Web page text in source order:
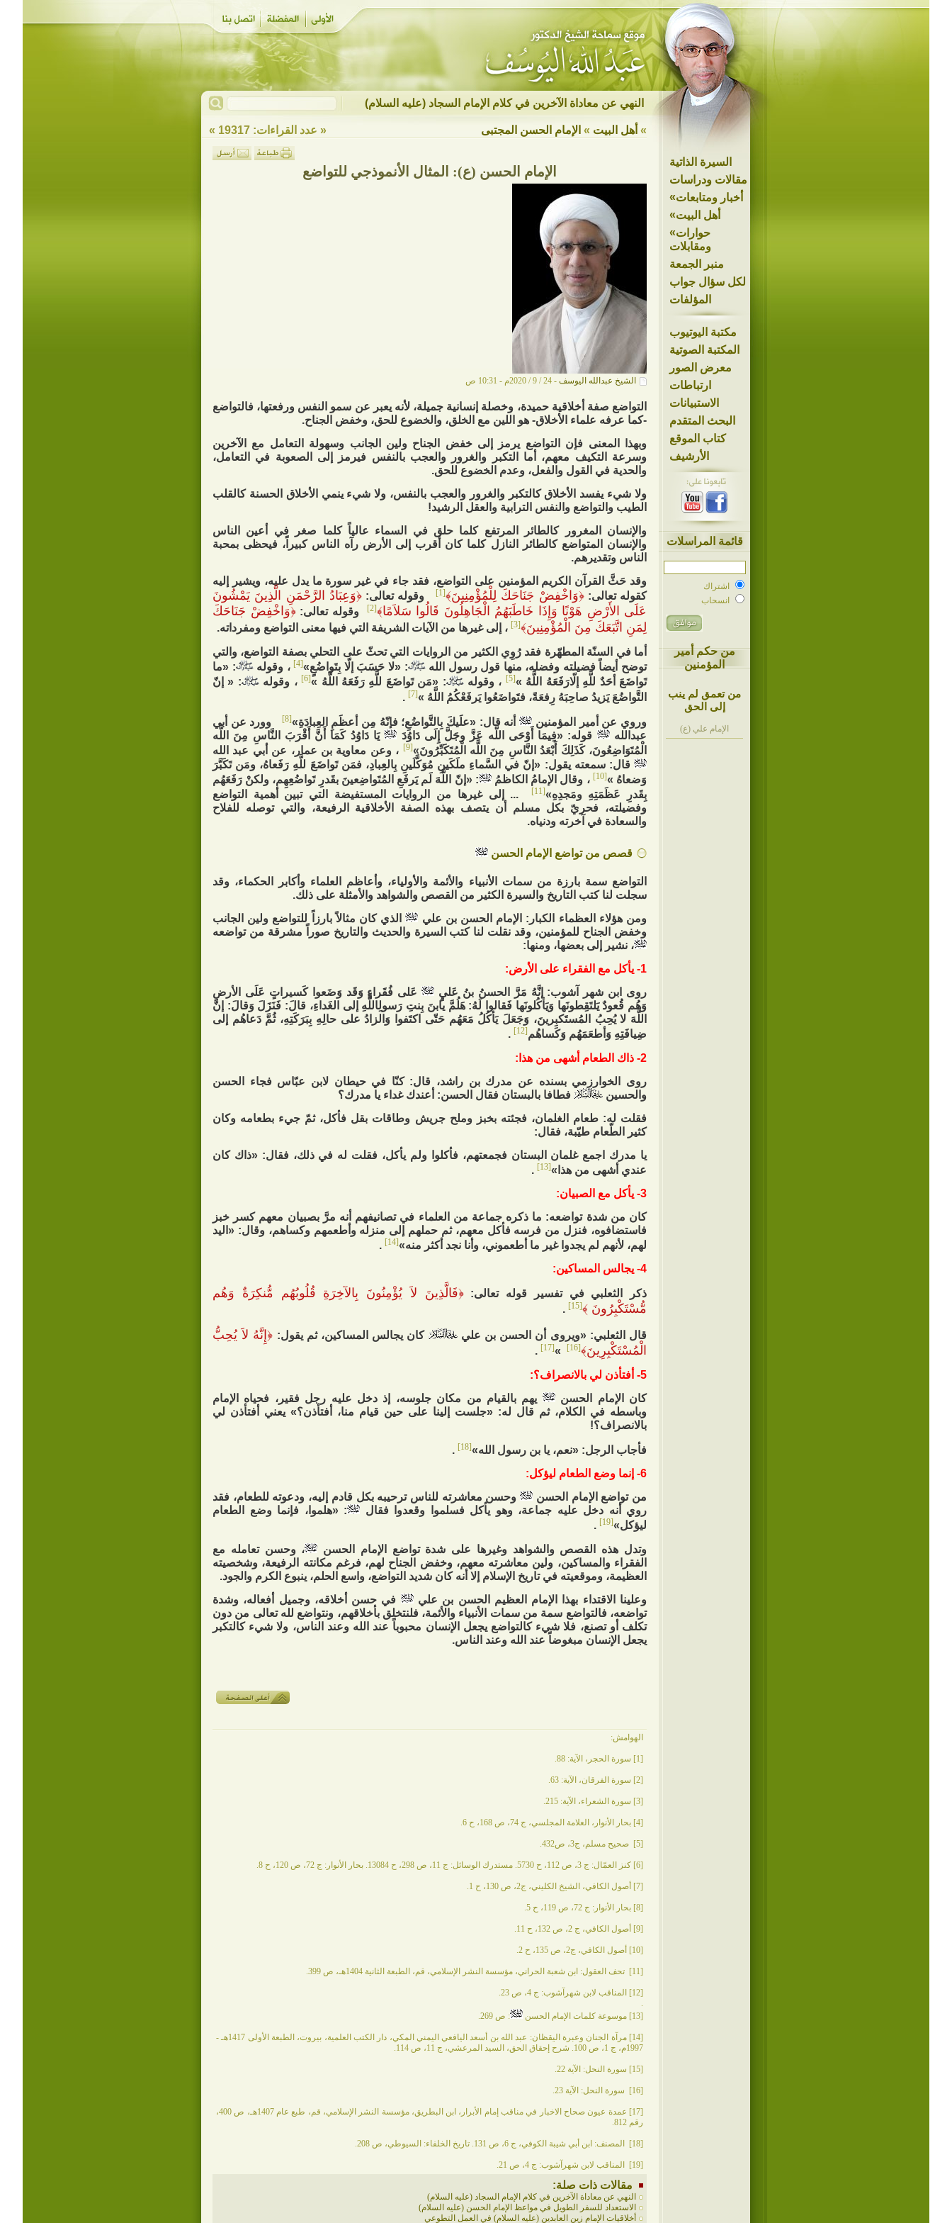
النهي عن معاداة الآخرين في كلام الإمام السجاد (عليه السلام)
السيرة الذاتية
مقالات ودراسات
»أخبار ومتابعات
»أهل البيت
»حوارات
ومقابلات
منبر الجمعة
لكل سؤال جواب
المؤلفات
مكتبة اليوتيوب
المكتبة الصوتية
معرض الصور
ارتباطات
الاستبيانات
البحث المتقدم
كتاب الموقع
الأرشيف
قائمة المراسلات
اشتراك
انسحاب
من حكم أمير
المؤمنين
من تعمق لم ينب
إلى الحق
الإمام علي (ع)
« عدد القراءات: 19317 » » أهل البيت » الإمام الحسن المجتبى
الإمام الحسن (ع): المثال الأنموذجي للتواضع
الشيخ عبدالله اليوسف - 24 / 9 / 2020م - 10:31 ص
التواضع صفة أخلاقية حميدة، وخصلة إنسانية جميلة، لأنه يعبر عن سمو النفس ورفعتها، فالتواضع
-كما عرفه علماء الأخلاق- هو اللين مع الخلق، والخضوع للحق، وخفض الجناح.
وبهذا المعنى فإن التواضع يرمز إلى خفض الجناح ولين الجانب وسهولة التعامل مع الآخرين
وسرعة التكيف معهم، أما التكبر والغرور والعجب بالنفس فيرمز إلى الصعوبة في التعامل،
والحدية في القول والفعل، وعدم الخضوع للحق.
ولا شيء يفسد الأخلاق كالتكبر والغرور والعجب بالنفس، ولا شيء ينمي الأخلاق الحسنة كالقلب
الطيب والتواضع والنفس الترابية والعقل الرشيد!
والإنسان المغرور كالطائر المرتفع كلما حلق في السماء عالياً كلما صغر في أعين الناس
والإنسان المتواضع كالطائر النازل كلما كان أقرب إلى الأرض رآه الناس كبيراً، فيحظى بمحبة
الناس وتقديرهم.
وقد حَثَّ القرآن الكريم المؤمنين على التواضع، فقد جاء في غير سورة ما يدل عليه، ويشير إليه
كقوله تعالى:﴿وَاخْفِضْ جَنَاحَكَ لِلْمُؤْمِنِينَ﴾[1] وقوله تعالى:﴿وَعِبَادُ الرَّحْمَنِ الَّذِينَ يَمْشُونَ
عَلَى الأَرْضِ هَوْنًا وَإِذَا خَاطَبَهُمُ الْجَاهِلُونَ قَالُوا سَلاَمًا﴾[2] وقوله تعالى:﴿وَاخْفِضْ جَنَاحَكَ
لِمَنِ اتَّبَعَكَ مِنَ الْمُؤْمِنِينَ﴾[3]
، إلى غيرها من الآيات الشريفة التي فيها معنى التواضع ومفرداته.
أما في السنّة المطهّرة فقد رُوِي الكثير من الروايات التي تحثّ على التحلي بصفة التواضع، والتي
توضح أيضاً فضيلته وفضله، منها قول رسول الله
: «لا حَسَبَ إلّا بِتَواضُعٍ»[4] ، وقوله
: «ما
تَواضَعَ أحَدٌ للَّهِ إلّارَفَعَهُ اللَّهُ »[5] ، وقوله : «مَن تَواضَعَ للَّهِ رَفَعَهُ اللَّهُ »[6] ، وقوله
: « إنّ
التَّواضُعَ يَزيدُ صاحِبَهُ‏ رِفعَةً، فتَواضَعُوا يَرفَعْكُمُ اللَّهُ »[7]
.
وروي عن أمير المؤمنين أنه قال: «علَيكَ بِالتَّواضُعِ؛ فإنّهُ مِن أعظَمِ العِبادَةِ»[8]
وورد عن أبي
عبدالله
قوله: «فِيمَا أَوْحَى اللَّه عَزَّ وجَلَّ إِلَى دَاوُدَ
يَا دَاوُدُ كَمَا أَنَّ أَقْرَبَ النَّاسِ مِنَ اللَّه
الْمُتَوَاضِعُونَ، كَذَلِكَ أَبْعَدُ النَّاسِ مِنَ اللَّه الْمُتَكَبِّرُونَ»[9]
، وعن معاوية بن عمار، عن أبي عبد الله
قال: سمعته يقول: «إنّ في السَّماءِ ملَكَينِ مُوَكَّلَينِ بِالعِبادِ، فمَن تَواضَعَ للَّهِ رَفَعاهُ، ومَن تَكَبَّرَ
وَضعاهُ »[10] ، وقال الإمامُ الكاظمُ
: «إنّ اللَّهَ لَم يَرفَعِ المُتَواضِعينَ بقَدرِ تَواضُعِهِم، ولكنْ رَفَعَهُم‏
بِقَدرِ عَظَمَتِهِ ومَجدِهِ»[11]
... إلى غيرها من الروايات المستفيضة التي تبين أهمية التواضع
وفضيلته، فحريّ بكل مسلم أن يتصف بهذه الصفة الأخلاقية الرفيعة، والتي توصله للفلاح
والسعادة في آخرته ودنياه.
قصص من تواضع الإمام الحسن
التواضع سمة بارزة من سمات الأنبياء والأئمة والأولياء، وأعاظم العلماء وأكابر الحكماء، وقد
سجلت لنا كتب التاريخ والسيرة الكثير من القصص والشواهد والأمثلة على ذلك.
ومن هؤلاء العظماء الكبار: الإمام الحسن بن علي
الذي كان مثالاً بارزاً للتواضع ولين الجانب
وخفض الجناح للمؤمنين، وقد نقلت لنا كتب السيرة والحديث والتاريخ صوراً مشرقة من تواضعه
، نشير إلى بعضها، ومنها:
1- يأكل مع الفقراء على الأرض:
روى ابن شهر آشوب: إنَّهُ مَرَّ الحسنُ‏ بنُ‏ عَليٍ‏
عَلى فُقَراءٍ وَقَد وَضَعوا كَسيراتٍ عَلَى الأرضِ
وَهُم قُعودٌ يَلتَقِطونَها وَيَأكُلونَها فَقالوا لَهُ: هَلُمَّ يابنَ بِنتِ رَسولِ‏اللَّهِ إلى الغَداءِ، قالَ: فَنَزَلَ وَقالَ: إنَّ
اللَّهَ لا يُحِبُ‏ المُستَكبِرينَ، وَجَعَلَ يَأكُلُ مَعَهُم حَتّى اكتَفوا وَالزادُ على حالِهِ بِبَرَكَتِهِ، ثُمَّ دَعاهُم إلى
ضِيافَتِهِ وَأطعَمَهُم وَكَساهُم [12]
.
2- ذاك الطعام أشهى من هذا:
روى الخوارزمي بسنده عن مدرك بن راشد، قال: كنّا في حيطان لابن عبّاس فجاء الحسن
والحسين
فطافا بالبستان فقال الحسن: أعندك غداء يا مدرك؟
فقلت له: طعام الغلمان، فجئته بخبز وملح جريش وطاقات بقل فأكل، ثمّ جيء بطعامه وكان
كثير الطّعام طيّبة، فقال:
يا مدرك اجمع غلمان البستان فجمعتهم، فأكلوا ولم يأكل، فقلت له في ذلك، فقال: «ذاك كان
عندي أشهى من هذا»[13]
.
3- يأكل مع الصبيان:
كان من شدة تواضعه: ما ذكره جماعة من العلماء في تصانيفهم أنه مرَّ بصبيان معهم كسر خبز
فاستضافوه، فنزل من فرسه فأكل معهم، ثم حملهم إلى منزله وأطعمهم وكساهم، وقال: «اليد
لهم، لأنهم لم يجدوا غير ما أطعموني، وأنا نجد أكثر منه»[14]
.
4- يجالس المساكين:
ذكر الثعلبي في تفسير قوله تعالى:﴿فَالَّذِينَ لاَ يُؤْمِنُونَ بِالآخِرَةِ قُلُوبُهُم مُّنكِرَةٌ وَهُم
مُّسْتَكْبِرُونَ ﴾[15]
.
قال الثعلبي: «ويروى أن الحسن بن علي كان يجالس المساكين، ثم يقول: ﴿إِنَّهُ لاَ يُحِبُّ
الْمُسْتَكْبِرِينَ﴾[16]
»
[17]
.
5- أفتأذن لي بالانصراف؟:
كان الإمام الحسن
يهم بالقيام من مكان جلوسه، إذ دخل عليه رجل فقير، فحياه الإمام
وباسطه في الكلام، ثم قال له: «جلست إلينا على حين قيام منا، أفتأذن؟» يعني أفتأذن لي
بالانصراف؟!
فأجاب الرجل: «نعم، يا بن رسول الله»[18]
.
6- إنما وضع الطعام ليؤكل:
من تواضع الإمام الحسن
وحسن معاشرته للناس ترحيبه بكل قادم إليه، ودعوته للطعام، فقد
روي أنه دخل عليه جماعة، وهو يأكل فسلموا وقعدوا فقال
: «هلموا، فإنما وضع الطعام
ليؤكل»[19]
.
وتدل هذه القصص والشواهد وغيرها على شدة تواضع الإمام الحسن
، وحسن تعامله مع
الفقراء والمساكين، ولين معاشرته معهم، وخفض الجناح لهم، فرغم مكانته الرفيعة، وشخصيته
العظيمة، وموقعيته في تاريخ الإسلام إلا أنه كان شديد التواضع، واسع الحلم، ينبوع الكرم والجود.
وعلينا الاقتداء بهذا الإمام العظيم الحسن بن علي
في حسن أخلاقه، وجميل أفعاله، وشدة
تواضعه، فالتواضع سمة من سمات الأنبياء والأئمة، فلنتخلق بأخلاقهم، ونتواضع لله تعالى من دون
تكلف أو تصنع، فلا شيء كالتواضع يجعل الإنسان محبوباً عند الله وعند الناس، ولا شيء كالتكبر
يجعل الإنسان مبغوضاً عند الله وعند الناس.
الهوامش:
[1] سورة الحجر، الآية: 88.
[2] سورة الفرقان، الآية: 63.
[3] سورة الشعراء، الآية: 215.
[4] بحار الأنوار، العلامة المجلسي، ج 74، ص 168، ح 6.
[5] صحيح مسلم، ج3، ص432.
[6] كنز العمّال: ج 3، ص 112، ح 5730. مستدرك الوسائل: ج 11، ص 298، ح 13084. بحار الأنوار: ج 72، ص 120، ح 8.
[7] أصول الكافي، الشيخ الكليني، ج2، ص 130، ح 1.
[8] بحار الأنوار: ج 72، ص 119، ح 5.
[9] أصول الكافي، ج 2، ص 132، ح 11.
[10] أصول الكافي، ج2، ص 135، ح 2.
[11] تحف العقول: ابن شعبة الحراني، مؤسسة النشر الإسلامي، قم، الطبعة الثانية 1404هـ، ص 399.
[12]
المناقب لابن شهرآشوب: ج 4، ص 23.
[13]
موسوعة كلمات الإمام الحسن : ص 269.
[14]
مرآة الجنان وعبرة اليقظان: عبد الله بن أسعد اليافعي اليمني المكي، دار الكتب العلمية، بيروت، الطبعة الأولى 1417هـ -
1997م، ج 1، ص 100. شرح إحقاق الحق، السيد المرعشي، ج 11، ص 114.
[15] سورة النحل: الآية 22.
[16] سورة النحل: الآية 23.
[17]
عمدة عيون صحاح الاخبار في مناقب إمام الأبرار، ابن البطريق، مؤسسة النشر الإسلامي، قم، طبع عام 1407هـ، ص 400،
رقم 812.
[18] المصنف: ابن أبي شيبة الكوفي، ج 6، ص 131. تاريخ الخلفاء: السيوطي، ص 208.
[19] المناقب لابن شهرآشوب: ج 4، ص 21.
مقالات ذات صلة:
النهي عن معاداة الآخرين في كلام الإمام السجاد (عليه السلام)
الاستعداد للسفر الطويل في مواعظ الإمام الحسن (عليه السلام)
أخلاقيات الإمام زين العابدين (عليه السلام) في العمل التطوعي